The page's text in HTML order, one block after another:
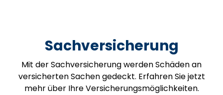
Sachversicherung
Mit der Sachversicherung werden Schäden an
versicherten Sachen gedeckt. Erfahren Sie jetzt
mehr über Ihre Versicherungsmöglichkeiten.